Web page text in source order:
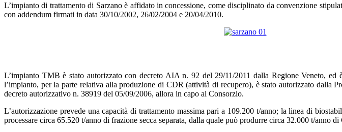
L’impianto di trattamento di Sarzano è affidato in concessione, come disciplinato da convenzione
con addendum firmati in data 30/10/2002, 26/02/2004 e 20/04/2010.
L’impianto TMB è stato autorizzato con decreto AIA n. 92 del 29/11/2011 dalla Regione Veneto,
l’impianto, per la parte relativa alla produzione di CDR (attività di recupero), è stato autorizzato
decreto autorizzativo n. 38919 del 05/09/2006, allora in capo al Consorzio.
L’autorizzazione prevede una capacità di trattamento massima pari a 109.200 t/anno; la linea di
processare circa 65.520 t/anno di frazione secca separata, dalla quale può produrre circa 32.000 t/anno